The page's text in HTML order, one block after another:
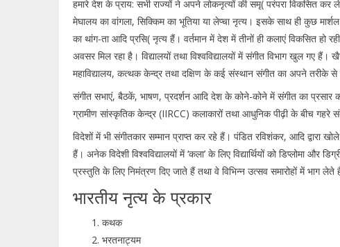
हमारे देश के प्राय: सभी राज्यों ने अपने लोकनृत्यों की समृ( परंपरा विकसित कर
मेघालय का वांगला, सिक्किम का भूतिया या लेप्चा नृत्य। इसके साथ ही कुछ
का थांग-ता आदि प्रसि( नृत्य हैं। वर्तमान में देश में तीनों ही कलाएं विकसित
अवसर मिल रहा है। विद्यालयों तथा विश्वविद्यालयों में संगीत विभाग खुल गए हैं।
महाविद्यालय, कत्थक केन्द्र तथा दक्षिण के कई संस्थान संगीत का अपने तरीके
संगीत सभाएं, बैठकें, भाषण, प्रदर्शन आदि देश के कोने-कोने में संगीत का प्रसार
ग्रामीण सांस्कृतिक केन्द्र (IIRCC) कलाकारों तथा आधुनिक पीढ़ी के बीच गहरे
विदेशों में भी संगीतकार सम्मान प्राप्त कर रहे हैं। पंडित रविशंकर, आदि द्वारा
हैं। अनेक विदेशी विश्वविद्यालयों में ‘कला’ के लिए विद्यार्थियों को डिप्लोमा और
प्रस्तुति के लिए निमंत्रण दिए जाते हैं तथा वे विभिन्न उत्सव समारोहों में भाग लेते
भारतीय नृत्य के प्रकार
कथक
भरतनाट्यम